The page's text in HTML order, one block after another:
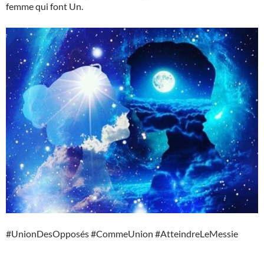
femme qui font Un.
#UnionDesOpposés #CommeUnion #AtteindreLeMessie